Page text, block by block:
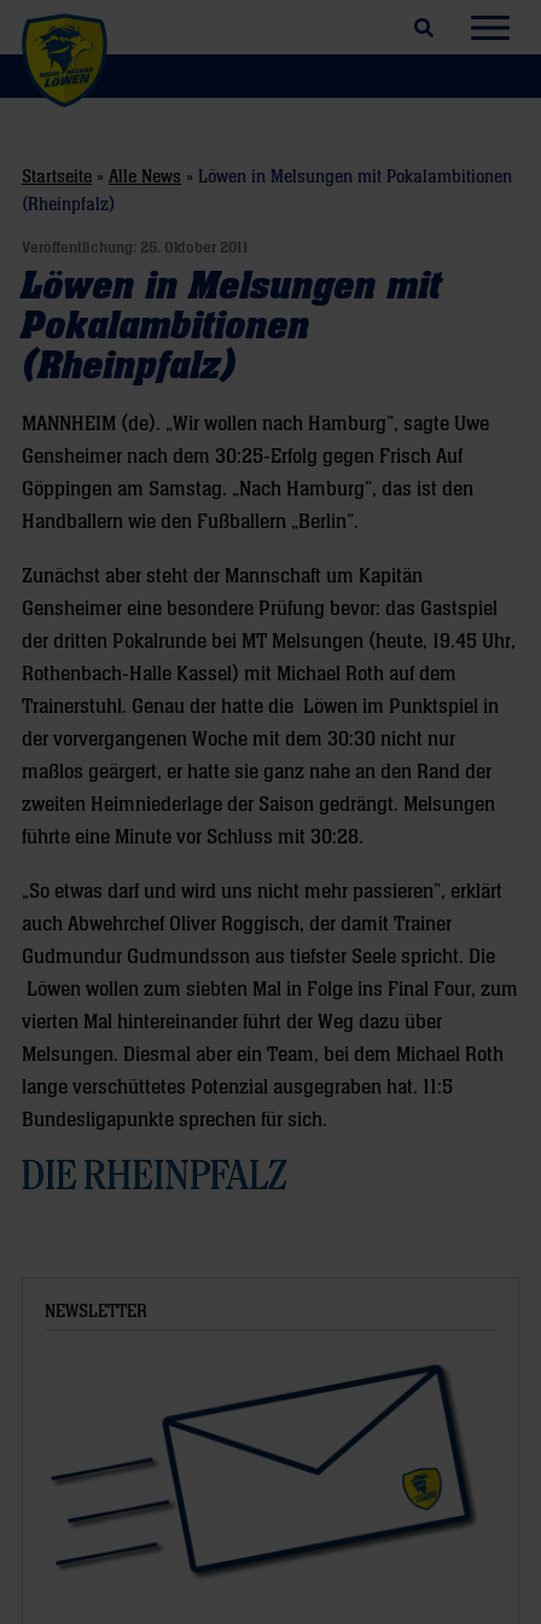
Suchfeld öffnen
Startseite » Alle News » Löwen in Melsungen mit Pokalambitionen
(Rheinpfalz)
Veröffentlichung: 25. Oktober 2011
Löwen in Melsungen mit
Pokalambitionen
(Rheinpfalz)
MANNHEIM (de). „Wir wollen nach Hamburg”, sagte Uwe
Gensheimer nach dem 30:25-Erfolg gegen Frisch Auf
Göppingen am Samstag. „Nach Hamburg”, das ist den
Handballern wie den Fußballern „Berlin”.
Zunächst aber steht der Mannschaft um Kapitän
Gensheimer eine besondere Prüfung bevor: das Gastspiel
der dritten Pokalrunde bei MT Melsungen (heute, 19.45 Uhr,
Rothenbach-Halle Kassel) mit Michael Roth auf dem
Trainerstuhl. Genau der hatte die Löwen im Punktspiel in
der vorvergangenen Woche mit dem 30:30 nicht nur
maßlos geärgert, er hatte sie ganz nahe an den Rand der
zweiten Heimniederlage der Saison gedrängt. Melsungen
führte eine Minute vor Schluss mit 30:28.
„So etwas darf und wird uns nicht mehr passieren”, erklärt
auch Abwehrchef Oliver Roggisch, der damit Trainer
Gudmundur Gudmundsson aus tiefster Seele spricht. Die
Löwen wollen zum siebten Mal in Folge ins Final Four, zum
vierten Mal hintereinander führt der Weg dazu über
Melsungen. Diesmal aber ein Team, bei dem Michael Roth
lange verschüttetes Potenzial ausgegraben hat. 11:5
Bundesligapunkte sprechen für sich.
NEWSLETTER